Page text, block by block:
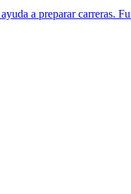
a preparar carreras.